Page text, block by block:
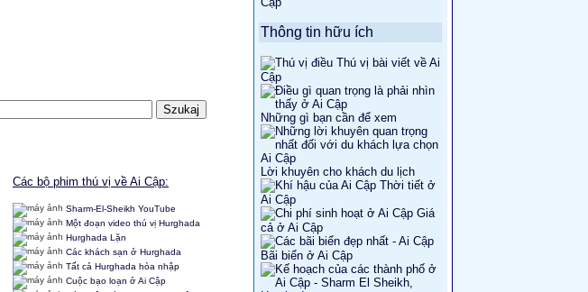
Các bộ phim thú vị về Ai Cập:
Sharm-El-Sheikh YouTube
Một đoạn video thú vị Hurghada
Hurghada Lặn
Các khách sạn ở Hurghada
Tất cả Hurghada hòa nhập
Cuộc bạo loạn ở Ai Cập
Thông tin hữu ích
Thú vị bài viết về Ai
Cập
Những gì bạn cần để xem
Lời khuyên cho khách du lịch
Thời tiết ở
Ai Cập
Giá
cả ở Ai Cập
Bãi biển ở Ai Cập